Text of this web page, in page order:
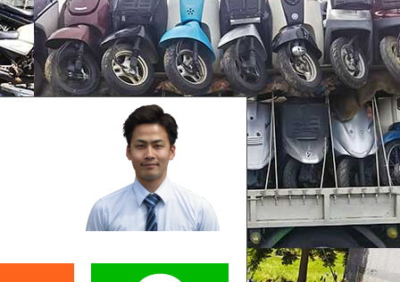
メールでお問い合わせ LINEでお問い合わせ